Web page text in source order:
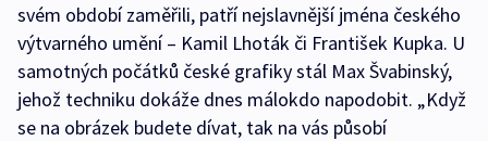
svém období zaměřili, patří nejslavnější jména českého
výtvarného umění – Kamil Lhoták či František Kupka. U
samotných počátků české grafiky stál Max Švabinský,
jehož techniku dokáže dnes málokdo napodobit. „Když
se na obrázek budete dívat, tak na vás působí